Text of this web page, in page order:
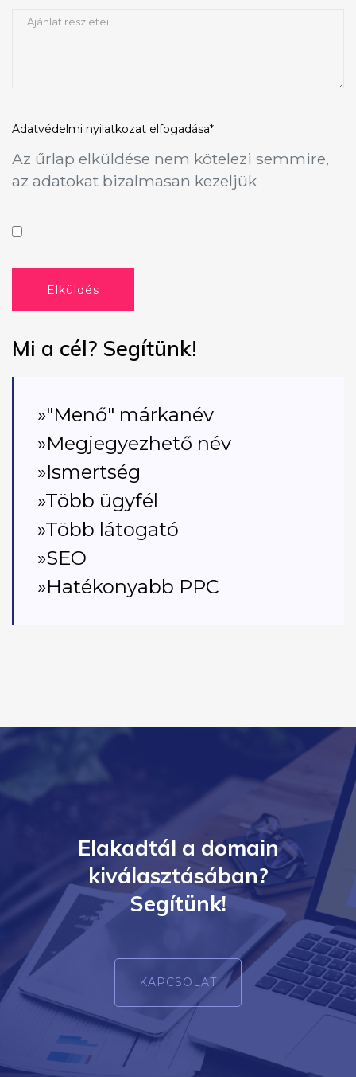
Adatvédelmi nyilatkozat elfogadása*
Az űrlap elküldése nem kötelezi semmire,
az adatokat bizalmasan kezeljük
Elküldés
Mi a cél? Segítünk!
»"Menő" márkanév
»Megjegyezhető név
»Ismertség
»Több ügyfél
»Több látogató
»SEO
»Hatékonyabb PPC
Elakadtál a domain
kiválasztásában?
Segítünk!
KAPCSOLAT